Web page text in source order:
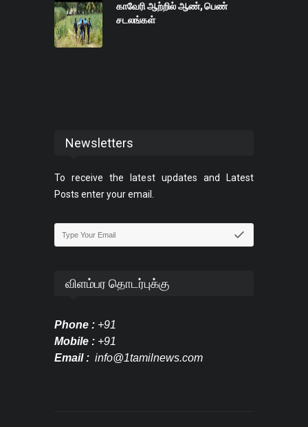
காவேரி ஆற்றில் ஆண், பெண்
சடலங்கள்
Newsletters
To receive the latest updates and Latest
Posts enter your email.
விளம்பர தொடர்புக்கு
Phone : +91
Mobile : +91
Email : info@1tamilnews.com